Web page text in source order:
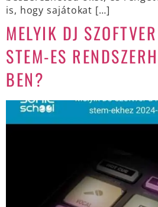
is, hogy sajátokat […]
MELYIK DJ
STEM-ES
BEN?